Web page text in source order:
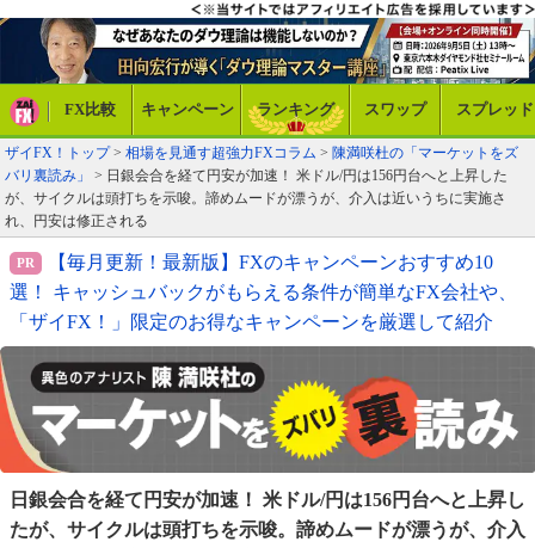
FX比較 キャンペーン ランキング スワップ スプレッド
ザイFX！トップ> 相場を見通す超強力FXコラム > 陳満咲杜の「マーケットをズ
バリ裏読み」
> 日銀会合を経て円安が加速！ 米ドル/円は156円台へと上昇した
が、サイクルは頭打ちを示唆。諦めムードが漂うが、介入は近いうちに実施さ
れ、円安は修正される
【毎月更新！最新版】FXのキャンペーンおすすめ10
選！ キャッシュバックがもらえる条件が簡単なFX会社や、
「ザイFX！」限定のお得なキャンペーンを厳選して紹介
日銀会合を経て円安が加速！ 米ドル/円は156円台へと
上昇し
たが、サイクルは頭打ちを示唆。諦めムードが漂うが、介入